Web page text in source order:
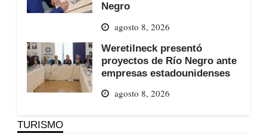
Negro
agosto 8, 2026
Weretilneck presentó
proyectos de Río Negro ante
empresas estadounidenses
agosto 8, 2026
TURISMO